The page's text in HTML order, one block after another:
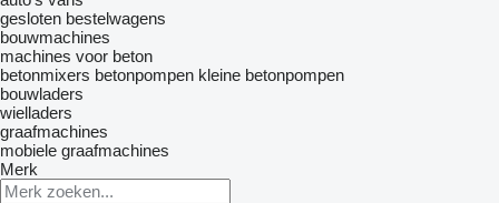
gesloten bestelwagens
bouwmachines
machines voor beton
betonmixers betonpompen kleine betonpompen
bouwladers
wielladers
graafmachines
mobiele graafmachines
Merk